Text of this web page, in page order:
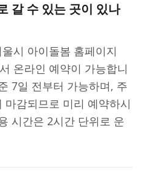
갈 수 있는 곳이 있나
시 아이돌봄 홈페이지
온라인 예약이 가능합니
7일 전부터 가능하며, 주
마감되므로 미리 예약하시
시간은 2시간 단위로 운